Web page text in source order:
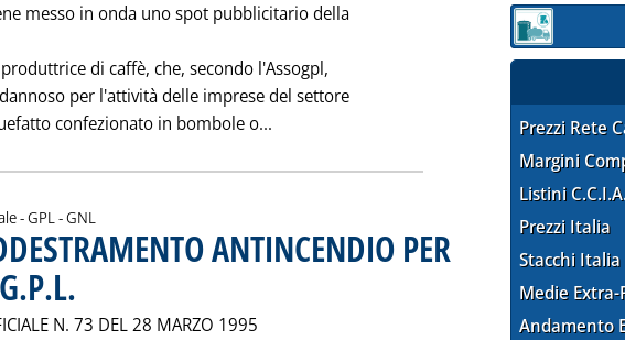
messo in onda uno spot pubblicitario della
di caffè, che, secondo l'Assogpl,
per l'attività delle imprese del settore
confezionato in bombole o... Leggi tutta la notizia: 'PUBBLICITA'
- GPL - GNL
ANTINCENDIO PER
N. 73 DEL 28 MARZO 1995
Sezione:
Prezzi Rete
Margini
Listini
Prezzi Italia
Stacchi Italia
Medie Extra-
Andamento